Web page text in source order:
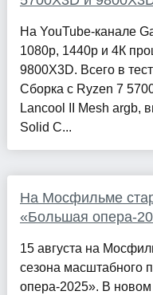
На YouTube-канале
1080р, 1440р и 4К
9800X3D. Всего в
Сборка с Ryzen 7
Lancool II Mesh argb,
Solid C...
На Мосфильме
«Большая опера-
15 августа на
сезона масштабного
опера-2025». В